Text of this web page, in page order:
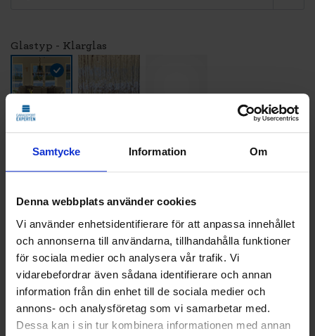
Samtycke Information Om
Denna webbplats använder cookies
Vi använder enhetsidentifierare för att anpassa innehållet
och annonserna till användarna, tillhandahålla funktioner
för sociala medier och analysera vår trafik. Vi
vidarebefordrar även sådana identifierare och annan
information från din enhet till de sociala medier och
annons- och analysföretag som vi samarbetar med.
Dessa kan i sin tur kombinera informationen med annan
Glastyp - Klarglas
LÄGG TILL
STANDARDMONTAGE
Den gamla tar vi med och återvinner åt dig.
Klickahärför att se vad som ingår i ett
standardmontage.
Pris 13 900